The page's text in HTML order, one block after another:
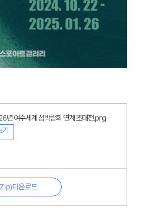
년 여수세계 섬박람회 연계 초대전.png
다운로드